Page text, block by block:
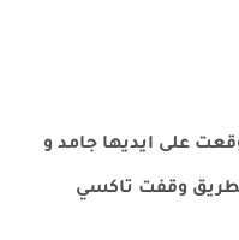
على ايديها جامد و
وقفت تاكسي